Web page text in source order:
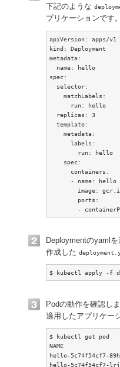
下記のような
プリケーションです
apiVersion: apps/v1
kind: Deployment
metadata:
  name: hello
spec:
  selector:
    matchLabels:
      run: hello
  replicas: 3
  template:
    metadata:
      labels:
        run: hello
    spec:
      containers:
      - name: hello
image:
        ports:
-
Deploymentのyaml
作成した
$ kubectl apply -f
Podの動作を確認し
適用したアプリケー
$ kubectl get pod
NAME
hello-5c74f54cf7-
hello-